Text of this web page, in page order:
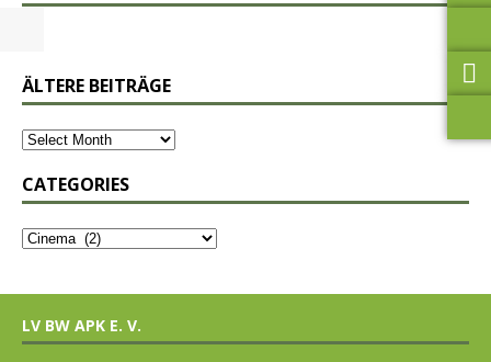
ÄLTERE BEITRÄGE
CATEGORIES
LV BW APK E. V.